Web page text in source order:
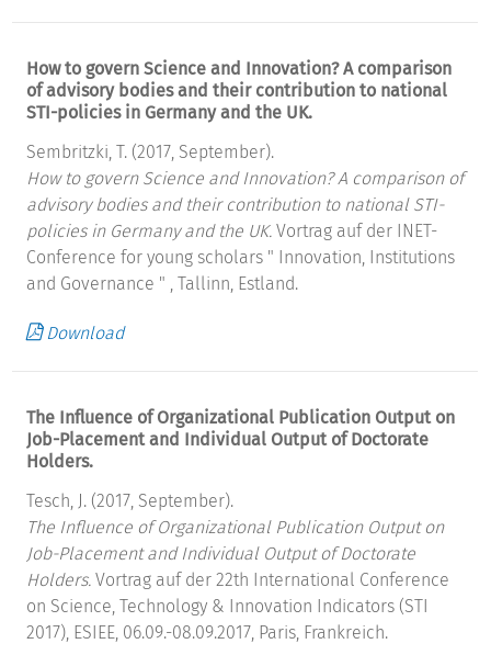
How to govern Science and Innovation? A comparison
of advisory bodies and their contribution to national
STI-policies in Germany and the UK.
Sembritzki, T. (2017, September).
How to govern Science and Innovation? A comparison of
advisory bodies and their contribution to national STI-
policies in Germany and the UK. Vortrag auf der INET-
Conference for young scholars " Innovation, Institutions
and Governance " , Tallinn, Estland.
Download
The Influence of Organizational Publication Output on
Job-Placement and Individual Output of Doctorate
Holders.
Tesch, J. (2017, September).
The Influence of Organizational Publication Output on
Job-Placement and Individual Output of Doctorate
Holders. Vortrag auf der 22th International Conference
on Science, Technology & Innovation Indicators (STI
2017), ESIEE, 06.09.-08.09.2017, Paris, Frankreich.